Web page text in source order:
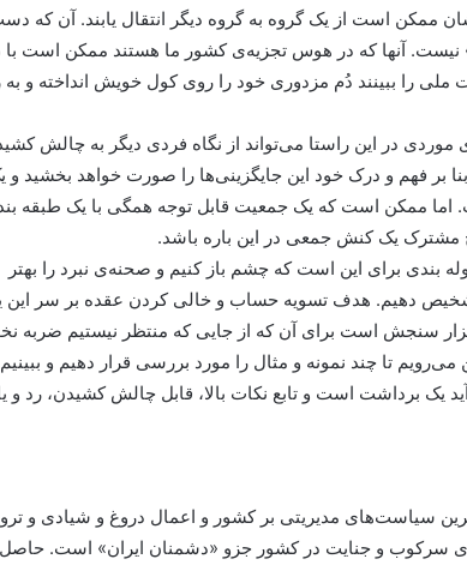
ممکن است از یک گروه به گروه دیگر انتقال یابند. آن که
نیست. آنها که در هوس تجزیه‌ی کشور ما هستند ممکن است با
را ببینند دُم مزدوری خود را روی کول خویش انداخته و به
موردی در این راستا می‌تواند از نگاه فردی دیگر به چالش
بر فهم و درک خود این جایگزینی‌ها را صورت خواهد بخشید و
اما ممکن است که یک جمعیت قابل توجه همگی با یک طبقه
مشترک یک کنش جمعی در این باره باشد.
بندی برای این است که چشم باز کنیم و صحنه‌ی نبرد را بهتر
دهیم. هدف تسویه حساب و خالی کردن عقده بر سر این
سنجش است برای آن که از جایی که منتظر نیستیم ضربه
می‌رویم تا چند نمونه و مثال را مورد بررسی قرار دهیم و
یک برداشت است و تابع نکات بالا، قابل چالش کشیدن، رد و
سیاست‌های مدیریتی بر کشور و اعمال دروغ و شیادی و
سرکوب و جنایت در کشور جزو «دشمنان ایران» است. حاصل